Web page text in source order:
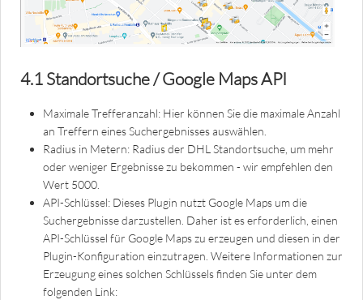
4.1 Standortsuche / Google Maps API
Maximale Trefferanzahl: Hier können Sie die maximale Anzahl
an Treffern eines Suchergebnisses auswählen.
Radius in Metern: Radius der DHL Standortsuche, um mehr
oder weniger Ergebnisse zu bekommen - wir empfehlen den
Wert 5000.
API-Schlüssel: Dieses Plugin nutzt Google Maps um die
Suchergebnisse darzustellen. Daher ist es erforderlich, einen
API-Schlüssel für Google Maps zu erzeugen und diesen in der
Plugin-Konfiguration einzutragen. Weitere Informationen zur
Erzeugung eines solchen Schlüssels finden Sie unter dem
folgenden Link: